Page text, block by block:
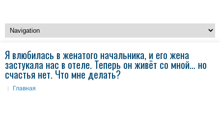
Я влюбилась в женатого начальника, и его жена
застукала нас в отеле. Теперь он живёт со мной… но
счастья нет. Что мне делать?
Главная